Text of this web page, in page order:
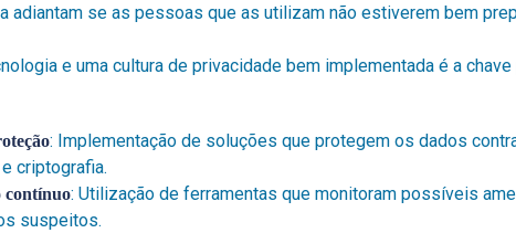
adiantam se as pessoas que as utilizam não estiverem bem
e uma cultura de privacidade bem implementada é a
: Implementação de soluções que protegem os dados
criptografia.
contínuo: Utilização de ferramentas que monitoram possíveis
suspeitos.